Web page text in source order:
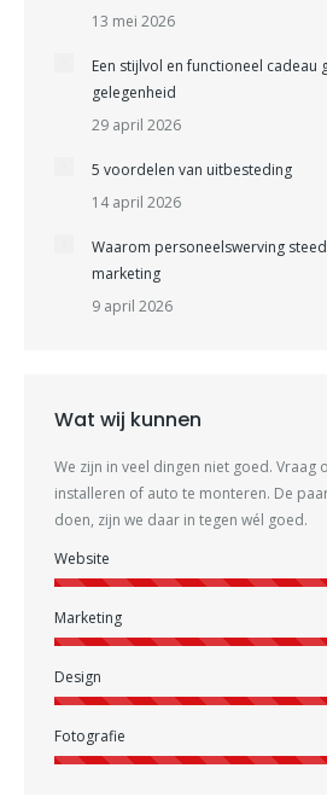
13 mei 2026
Een stijlvol en functioneel cadeau
gelegenheid
29 april 2026
5 voordelen van uitbesteding
14 april 2026
Waarom personeelswerving
marketing
9 april 2026
Wat wij kunnen
We zijn in veel dingen niet goed. Vraag
installeren of auto te monteren. De
doen, zijn we daar in tegen wél goed.
Website
Marketing
Design
Fotografie